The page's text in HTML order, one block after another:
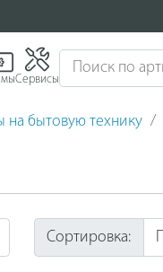
Сервисы
на бытовую технику
Сортировка: